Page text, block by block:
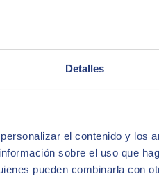
Detalles
el contenido y los
sobre el uso que
pueden combinarla con